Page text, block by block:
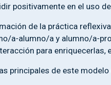
positivamente en el uso
de la práctica
a-alumno/a y alumno/a-
para enriquecerlas,
principales de este